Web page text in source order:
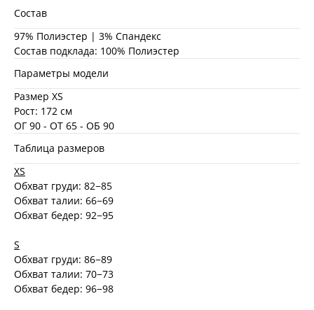
Состав
97% Полиэстер | 3% Спандекс
Состав подклада: 100% Полиэстер
Параметры модели
Размер XS
Рост: 172 см
ОГ 90 - ОТ 65 - ОБ 90
Таблица размеров
XS
Обхват груди: 82−85
Обхват талии: 66−69
Обхват бедер: 92−95
S
Обхват груди: 86−89
Обхват талии: 70−73
Обхват бедер: 96−98